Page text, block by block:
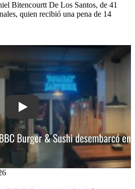
Bitencourtt De Los Santos, de 41
quien recibió una pena de 14
Play: Cadena gastronómica BBC